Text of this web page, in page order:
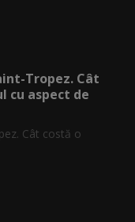
Tropez. Cât
cu aspect de
Cât costă o